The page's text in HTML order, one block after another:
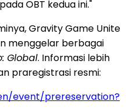
OBT kedua ini."
Gravity Game Unite
menggelar berbagai
Global. Informasi lebih
praregistrasi resmi:
event/prereservation?